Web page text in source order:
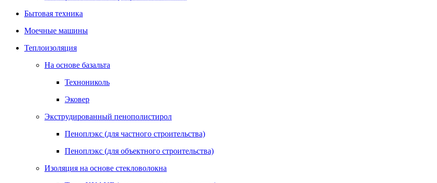
Бытовая техника
Моечные машины
Теплоизоляция
На основе базальта
Технониколь
Эковер
Экструдированный пенополистирол
Пеноплэкс (для частного строительства)
Пеноплэкс (для объектного строительства)
Изоляция на основе стекловолокна